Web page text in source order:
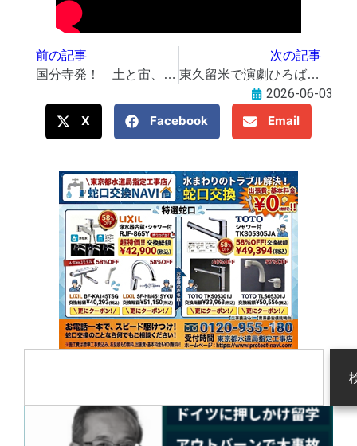
前の記事
国分寺発！ 土と宙、くらしの冒険。「こくベジ」10周年、体験型プロジェクト始動
次の記事
東久留米で演劇ひろば祭 子どものオリジナル脚本も
2026-06-03
X
Facebook Email